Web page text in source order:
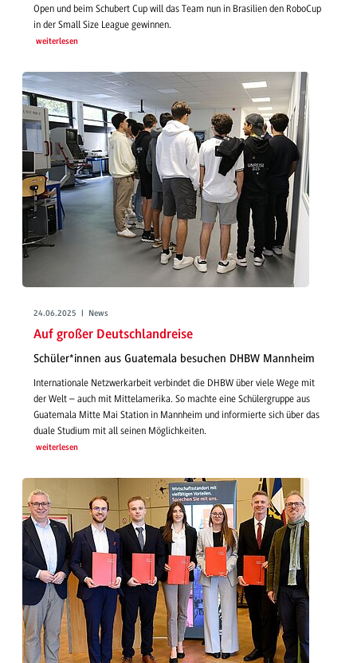
Open und beim Schubert Cup will das Team nun in Brasilien den RoboCup
in der Small Size League gewinnen.
weiterlesen
24.06.2025 | News
Auf großer Deutschlandreise
Schüler*innen aus Guatemala besuchen DHBW Mannheim
Internationale Netzwerkarbeit verbindet die DHBW über viele Wege mit
der Welt – auch mit Mittelamerika. So machte eine Schülergruppe aus
Guatemala Mitte Mai Station in Mannheim und informierte sich über das
duale Studium mit all seinen Möglichkeiten.
weiterlesen